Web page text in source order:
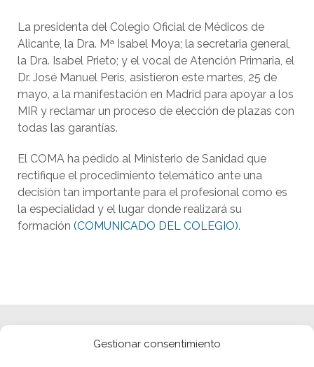
Gestionar consentimiento
La presidenta del Colegio Oficial de Médicos de
Alicante, la Dra. Mª Isabel Moya; la secretaria general,
la Dra. Isabel Prieto; y el vocal de Atención Primaria, el
Dr. José Manuel Peris, asistieron este martes, 25 de
mayo, a la manifestación en Madrid para apoyar a los
MIR y reclamar un proceso de elección de plazas con
todas las garantías.
El COMA ha pedido al Ministerio de Sanidad que
rectifique el procedimiento telemático ante una
decisión tan importante para el profesional como es
la especialidad y el lugar donde realizará su
formación (COMUNICADO DEL COLEGIO).